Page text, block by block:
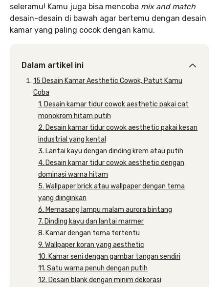
seleramu! Kamu juga bisa mencoba mix and match
desain-desain di bawah agar bertemu dengan desain
kamar yang paling cocok dengan kamu.
Dalam artikel ini
15 Desain Kamar Aesthetic Cowok, Patut Kamu
Coba
1. Desain kamar tidur cowok aesthetic pakai cat
monokrom hitam putih
2. Desain kamar tidur cowok aesthetic pakai kesan
industrial yang kental
3. Lantai kayu dengan dinding krem atau putih
4. Desain kamar tidur cowok aesthetic dengan
dominasi warna hitam
5. Wallpaper brick atau wallpaper dengan tema
yang diinginkan
6. Memasang lampu malam aurora bintang
7. Dinding kayu dan lantai marmer
8. Kamar dengan tema tertentu
9. Wallpaper koran yang aesthetic
10. Kamar seni dengan gambar tangan sendiri
11. Satu warna penuh dengan putih
12. Desain blank dengan minim dekorasi